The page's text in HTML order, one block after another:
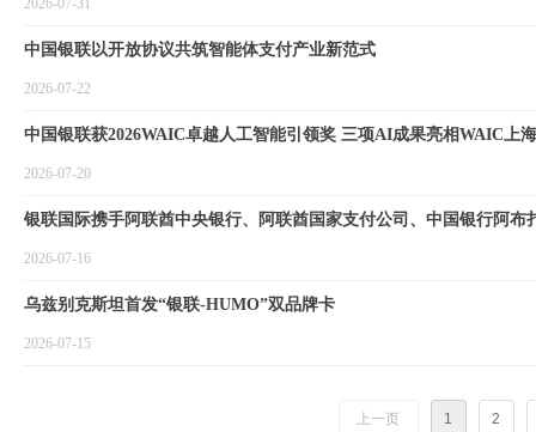
2026-07-31
中国银联以开放协议共筑智能体支付产业新范式
2026-07-22
中国银联获2026WAIC卓越人工智能引领奖 三项AI成果亮相WAIC上
2026-07-20
银联国际携手阿联酋中央银行、阿联酋国家支付公司、中国银行阿
2026-07-16
乌兹别克斯坦首发“银联-HUMO”双品牌卡
2026-07-15
上一页 1 2